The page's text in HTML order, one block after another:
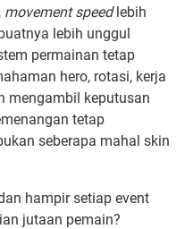
movement speedlebih
lebih unggul
permainan tetap
hero, rotasi, kerja
mengambil keputusan
tetap
seberapa mahal skin
hampir setiap event
jutaan pemain?